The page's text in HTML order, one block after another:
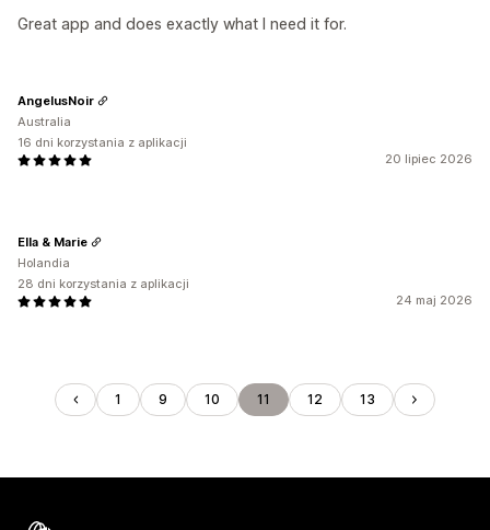
Great app and does exactly what I need it for.
20 lipiec 2026
AngelusNoir
Australia
16 dni korzystania z aplikacji
24 maj 2026
Ella & Marie
Holandia
28 dni korzystania z aplikacji
1 9 10 11 12 13